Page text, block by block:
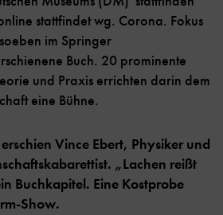
stattfindet wg. Corona. Fokus
im Springer
Buch. 20 prominente
und Praxis errichten darin dem
eine Bühne.
Vince Ebert, Physiker und
„Lachen reißt
Buchkapitel. Eine Kostprobe
Show.